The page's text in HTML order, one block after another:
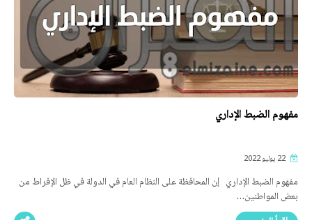
مفهوم الضبط الإداري
22 يوليو 2022
مفهوم الضبط الإداري إن المحافظة على النظام العام في الدولة في ظل الإفراط من
بعض المواطنين…